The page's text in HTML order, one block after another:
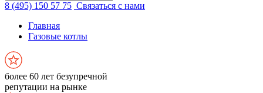
8 (495) 150 57 75 Связаться с нами
Главная
Газовые котлы
более 60 лет безупречной
репутации на рынке